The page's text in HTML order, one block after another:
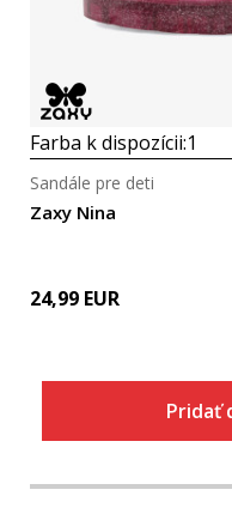
Farba k dispozícii:1
Zaxy Nina
Sandále pre deti
24,99 EUR
Pridať